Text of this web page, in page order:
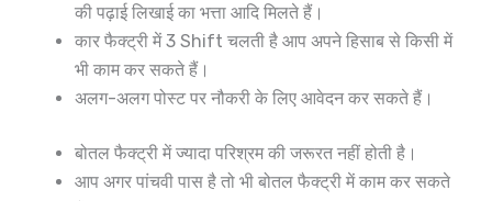
की पढ़ाई लिखाई का भत्ता आदि मिलते हैं।
कार फैक्ट्री में 3 Shift चलती है आप अपने हिसाब से किसी में
भी काम कर सकते हैं।
अलग-अलग पोस्ट पर नौकरी के लिए आवेदन कर सकते हैं।
बोतल फैक्ट्री में ज्यादा परिश्रम की जरूरत नहीं होती है।
आप अगर पांचवी पास है तो भी बोतल फैक्ट्री में काम कर सकते